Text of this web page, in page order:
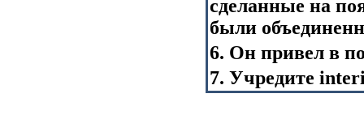
сделанные на
были
6. Он привел в
7. Учредите